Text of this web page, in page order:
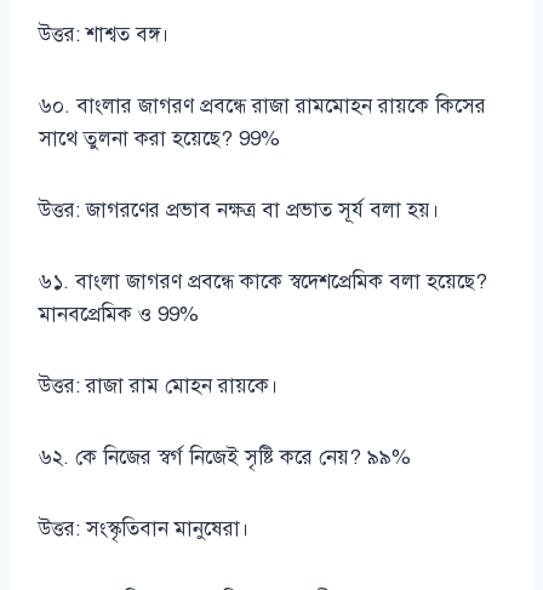
উত্তর: শাশ্বত বঙ্গ।
৬০. বাংলার জাগরণ প্রবন্ধে রাজা রামমোহন রায়কে কিসের
সাথে তুলনা করা হয়েছে? 99%
উত্তর: জাগরণের প্রভাব নক্ষত্র বা প্রভাত সূর্য বলা হয়।
৬১. বাংলা জাগরণ প্রবন্ধে কাকে স্বদেশপ্রেমিক বলা হয়েছে?
মানবপ্রেমিক ও 99%
উত্তর: রাজা রাম মোহন রায়কে।
৬২. কে নিজের স্বর্গ নিজেই সৃষ্টি করে নেয়? ৯৯%
উত্তর: সংস্কৃতিবান মানুষেরা।